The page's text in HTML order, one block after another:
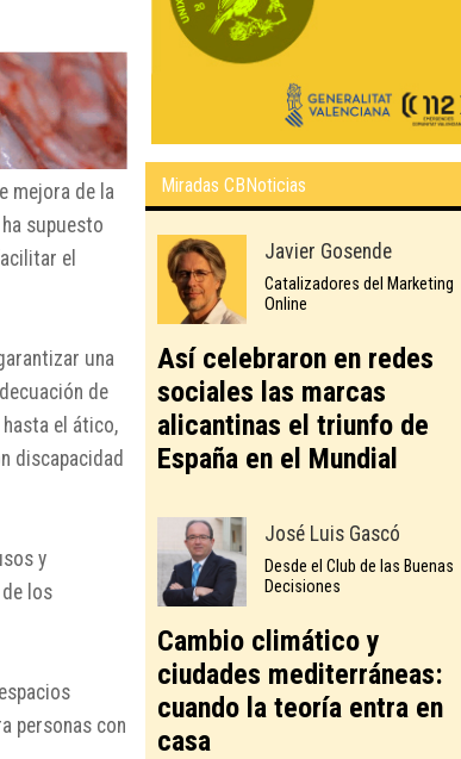
mejora de la
supuesto
el
una
de
el ático,
discapacidad
y
los
personas con
Miradas CBNoticias
Javier Gosende
Catalizadores del Marketing
Online
Así celebraron en redes
sociales las marcas
alicantinas el triunfo de
España en el Mundial
José Luis Gascó
Desde el Club de las Buenas
Decisiones
Cambio climático y
ciudades mediterráneas:
cuando la teoría entra en
casa